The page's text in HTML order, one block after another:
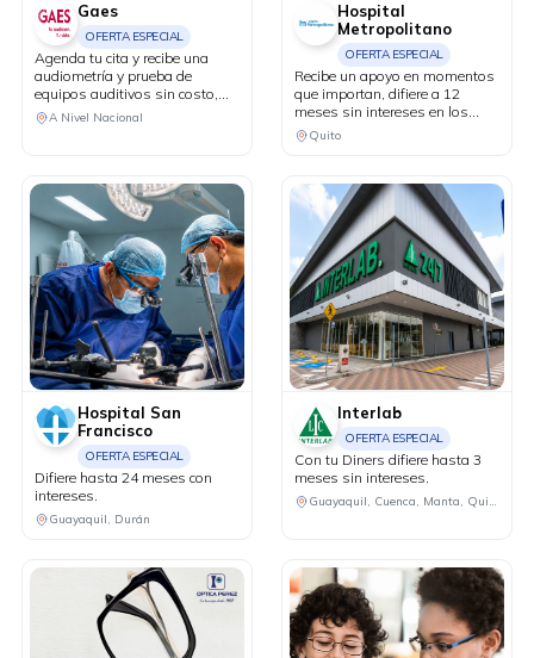
Gaes
OFERTA ESPECIAL
Agenda tu cita y recibe una
audiometría y prueba de
equipos auditivos sin costo,
más 20% de descuento en tu
primera compra.
A Nivel Nacional
Hospital
Metropolitano
OFERTA ESPECIAL
Recibe un apoyo en momentos
que importan, difiere a 12
meses sin intereses en los
servicios del Centro de Cáncer
MetroVida.
Quito
Hospital San
Francisco
OFERTA ESPECIAL
Difiere hasta 24 meses con
intereses.
Guayaquil, Durán
Interlab
OFERTA ESPECIAL
Con tu Diners difiere hasta 3
meses sin intereses.
Guayaquil, Cuenca, Manta, Quito, Machala